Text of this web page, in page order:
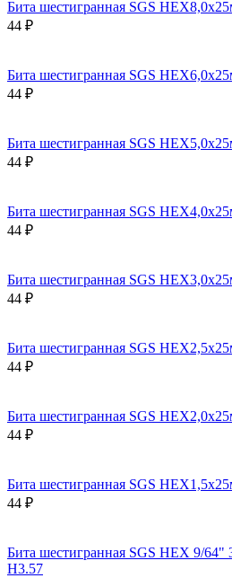
Бита шестигранная SGS
44 ₽
Бита шестигранная SGS
44 ₽
Бита шестигранная SGS
44 ₽
Бита шестигранная SGS
44 ₽
Бита шестигранная SGS
44 ₽
Бита шестигранная SGS
44 ₽
Бита шестигранная SGS
44 ₽
Бита шестигранная SGS
44 ₽
Бита шестигранная SGS HEX 9/
H3.57